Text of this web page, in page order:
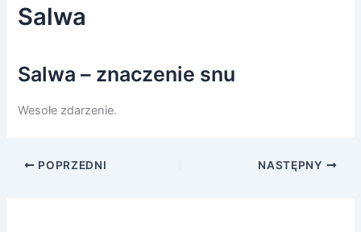
Salwa
Salwa – znaczenie snu
Wesołe zdarzenie.
POPRZEDNI NASTĘPNY